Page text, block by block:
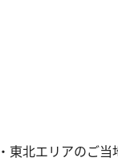
東北エリアのご当